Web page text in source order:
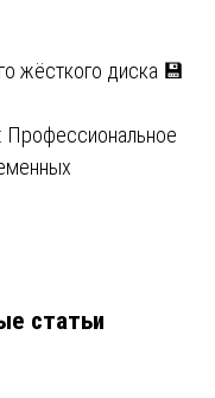
жёсткого диска 💾
Профессиональное
статьи